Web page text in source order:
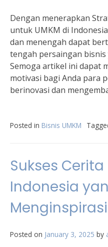
Dengan menerapkan
untuk UMKM di
dan menengah dapat
tengah persaingan
Semoga artikel ini dapat
motivasi bagi Anda para
berinovasi dan
Posted in Bisnis UMKM
Sukses Cerita
Indonesia
Menginspirasi
Posted on January 3, 2025 by